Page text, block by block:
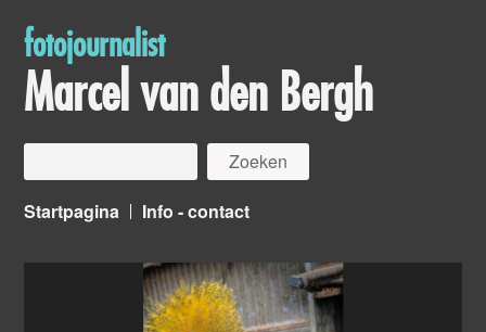
fotojournalist
Marcel van den Bergh
Startpagina Info - contact